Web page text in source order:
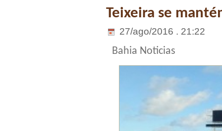
Teixeira se
27/ago/2016 . 21:22
Bahia Noticias